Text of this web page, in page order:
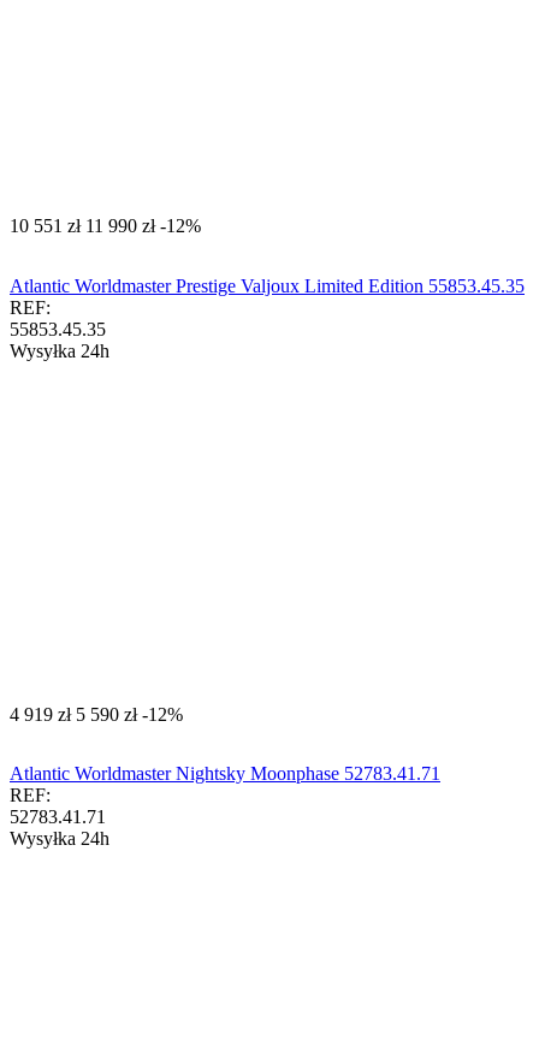
‍10 551‍ zł ‍11 990‍ zł -12%
Atlantic Worldmaster Prestige Valjoux Limited Edition 55853.45.35
REF:
55853.45.35
Wysyłka 24h
‍4 919‍ zł ‍5 590‍ zł -12%
Atlantic Worldmaster Nightsky Moonphase 52783.41.71
REF:
52783.41.71
Wysyłka 24h